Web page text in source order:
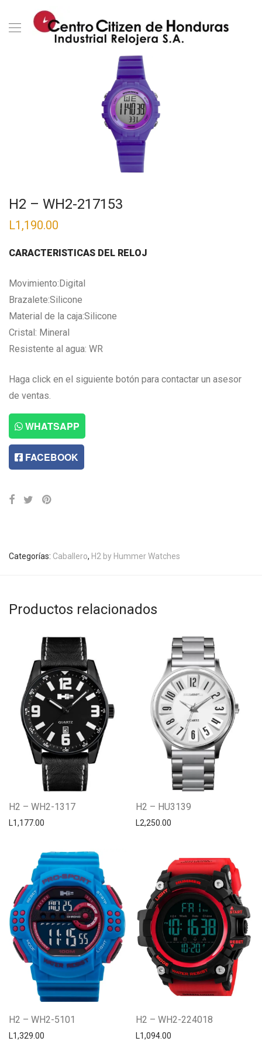
H2 – WH2-217153
L1,190.00
CARACTERISTICAS DEL RELOJ
Movimiento:Digital
Brazalete:Silicone
Material de la caja:Silicone
Cristal: Mineral
Resistente al agua: WR
Haga click en el siguiente botón para contactar un asesor
de ventas.
WHATSAPP
FACEBOOK
Categorías: Caballero, H2 by Hummer Watches
Productos relacionados
H2 – WH2-1317
L1,177.00
H2 – HU3139
L2,250.00
H2 – WH2-5101
L1,329.00
H2 – WH2-224018
L1,094.00